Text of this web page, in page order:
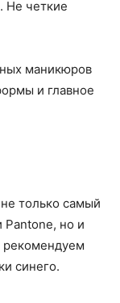
Не четкие
маникюров
и главное
только самый
Pantone, но и
рекомендуем
синего.